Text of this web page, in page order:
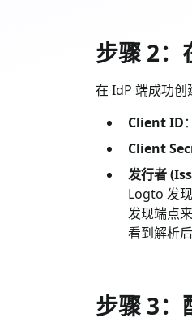
步骤 2：
在 IdP 端成功
Client ID
Client
发行者
Logto 发
发现端点
看到解析
步骤 3：